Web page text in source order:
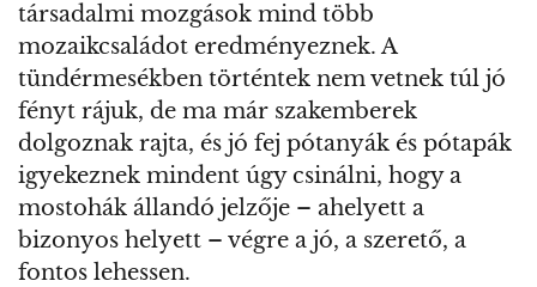
társadalmi mozgások mind több
mozaikcsaládot eredményeznek. A
tündérmesékben történtek nem vetnek túl jó
fényt rájuk, de ma már szakemberek
dolgoznak rajta, és jó fej pótanyák és pótapák
igyekeznek mindent úgy csinálni, hogy a
mostohák állandó jelzője – ahelyett a
bizonyos helyett – végre a jó, a szerető, a
fontos lehessen.